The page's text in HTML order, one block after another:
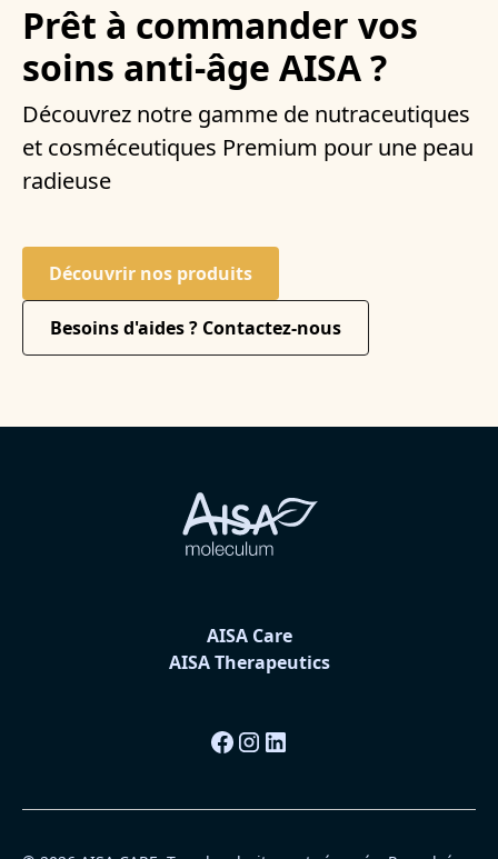
Prêt à commander vos
soins anti-âge AISA ?
Découvrez notre gamme de nutraceutiques
et cosméceutiques Premium pour une peau
radieuse
Découvrir nos produits
Besoins d'aides ? Contactez-nous
AISA Care
AISA Therapeutics